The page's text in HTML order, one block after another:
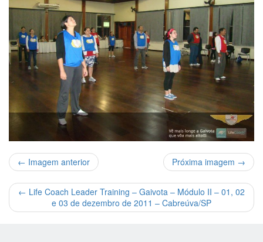
← Imagem anterior Próxima imagem →
← Life Coach Leader Training – Gaivota – Módulo II – 01, 02
e 03 de dezembro de 2011 – Cabreúva/SP